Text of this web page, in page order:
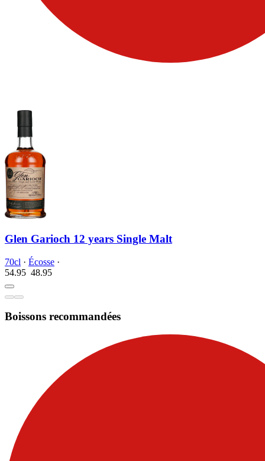
Glen Garioch 12 years Single Malt
70cl · Écosse ·
54.95 48.95
Boissons recommandées